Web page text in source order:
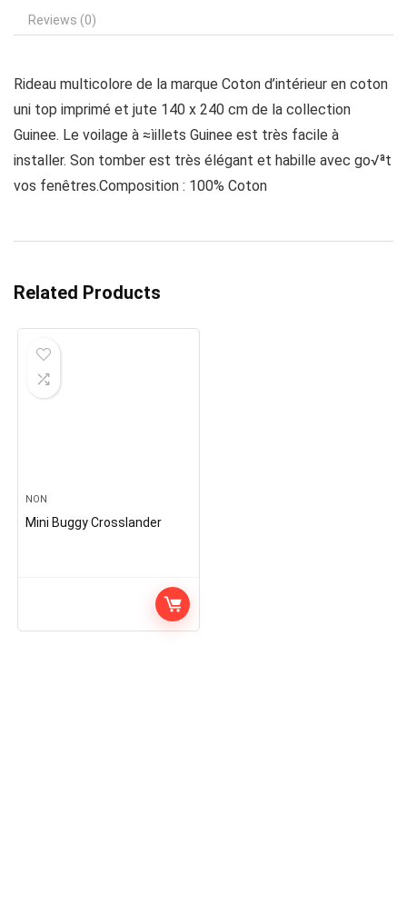
Reviews (0)
Rideau multicolore de la marque Coton d’intérieur en coton
uni top imprimé et jute 140 x 240 cm de la collection
Guinee. Le voilage à ≈ìillets Guinee est très facile à
installer. Son tomber est très élégant et habille avec go√ªt
vos fenêtres.Composition : 100% Coton
Related Products
NON
Mini Buggy Crosslander